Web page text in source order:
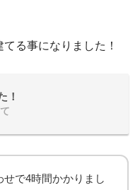
る事になりました！
！
で4時間かかりまし